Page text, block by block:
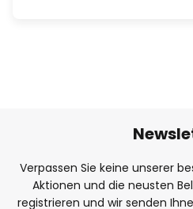
Verpassen Sie keine unserer
Aktionen und die neusten
registrieren und wir senden